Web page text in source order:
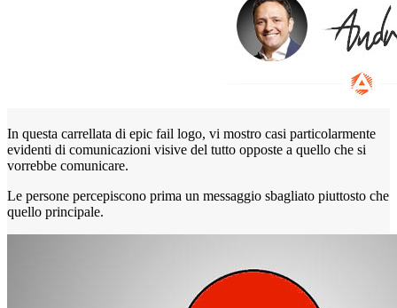
In questa carrellata di epic fail logo, vi mostro casi particolarmente
evidenti di comunicazioni visive del tutto opposte a quello che si
vorrebbe comunicare.
Le persone percepiscono prima un messaggio sbagliato piuttosto che
quello principale.